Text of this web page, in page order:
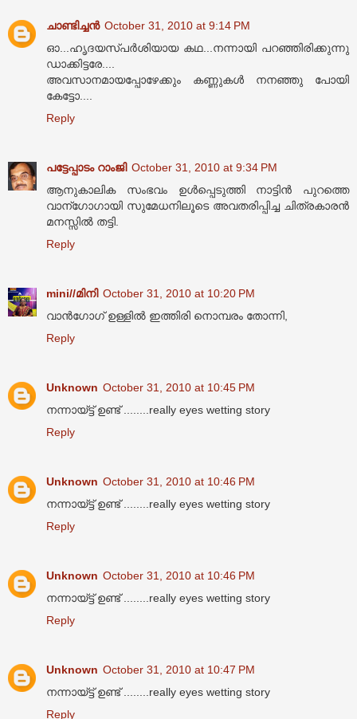
ചാണ്ടിച്ചൻ October 31, 2010 at 9:14 PM
ഓ...ഹൃദയസ്പര്‍ശിയായ കഥ...നന്നായി പറഞ്ഞിരിക്കുന്നു
ഡാക്കിട്ടരേ....
അവസാനമായപ്പോഴേക്കും കണ്ണുകള്‍ നനഞ്ഞു പോയി
കേട്ടോ....
Reply
പട്ടേപ്പാടം റാംജി October 31, 2010 at 9:34 PM
ആനുകാലിക സംഭവം ഉള്‍പ്പെടുത്തി നാട്ടിന്‍ പുറത്തെ
വാന്ഗോഗായി സുമേധനിലൂടെ അവതരിപ്പിച്ച ചിത്രകാരന്‍
മനസ്സില്‍ തട്ടി.
Reply
mini//മിനി October 31, 2010 at 10:20 PM
വാൻ‌ഗോഗ് ഉള്ളിൽ ഇത്തിരി നൊമ്പരം തോന്നി,
Reply
Unknown October 31, 2010 at 10:45 PM
നന്നായ്ട്ട് ഉണ്ട് ........really eyes wetting story
Reply
Unknown October 31, 2010 at 10:46 PM
നന്നായ്ട്ട് ഉണ്ട് ........really eyes wetting story
Reply
Unknown October 31, 2010 at 10:46 PM
നന്നായ്ട്ട് ഉണ്ട് ........really eyes wetting story
Reply
Unknown October 31, 2010 at 10:47 PM
നന്നായ്ട്ട് ഉണ്ട് ........really eyes wetting story
Reply